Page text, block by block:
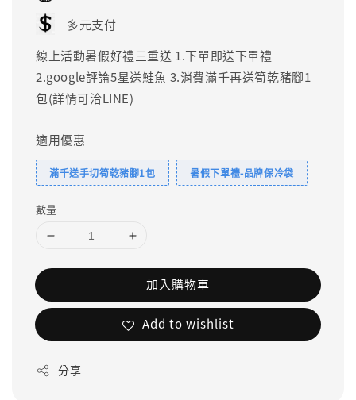
多元支付
線上活動暑假好禮三重送 1.下單即送下單禮
2.google評論5星送鮭魚 3.消費滿千再送筍乾豬腳1
包(詳情可洽LINE)
適用優惠
滿千送手切筍乾豬腳1包 暑假下單禮-品牌保冷袋
數量
加入購物車
Add to wishlist
分享